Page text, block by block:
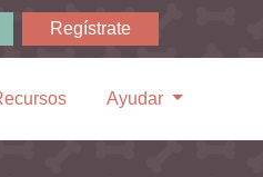
Regístrate
Ayudar